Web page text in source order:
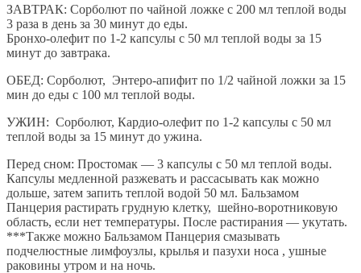
ЗАВТРАК: Сорболют по чайной ложке с 200 мл теплой воды
3 раза в день за 30 минут до еды.
Бронхо-олефит по 1-2 капсулы с 50 мл теплой воды за 15
минут до завтрака.
ОБЕД: Сорболют, Энтеро-апифит по 1/2 чайной ложки за 15
мин до еды с 100 мл теплой воды.
УЖИН: Сорболют, Кардио-олефит по 1-2 капсулы с 50 мл
теплой воды за 15 минут до ужина.
Перед сном: Простомак — 3 капсулы с 50 мл теплой воды.
Капсулы медленной разжевать и рассасывать как можно
дольше, затем запить теплой водой 50 мл. Бальзамом
Панцерия растирать грудную клетку, шейно-воротниковую
область, если нет температуры. После растирания — укутать.
***Также можно Бальзамом Панцерия смазывать
подчелюстные лимфоузлы, крылья и пазухи носа , ушные
раковины утром и на ночь.